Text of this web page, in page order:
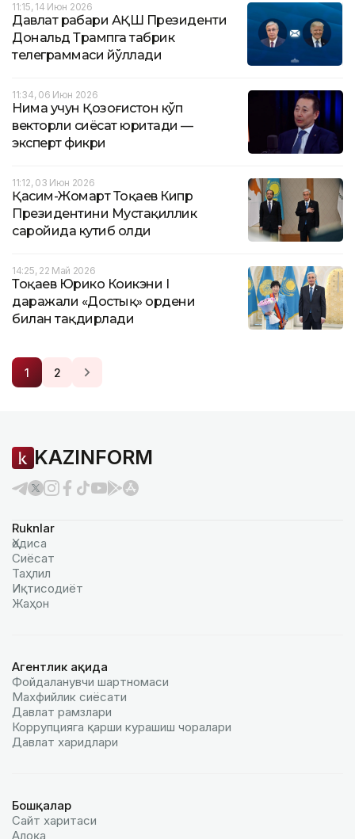
11:15, 14 Июн 2026
Давлат раҳбари АҚШ Президенти
Дональд Трампга табрик
телеграммаси йўллади
11:34, 06 Июн 2026
Нима учун Қозоғистон кўп
векторли сиёсат юритади —
эксперт фикри
11:12, 03 Июн 2026
Қасим-Жомарт Тоқаев Кипр
Президентини Мустақиллик
саройида кутиб олди
14:25, 22 Май 2026
Тоқаев Юрико Коикэни I
даражали «Достық» ордени
билан тақдирлади
1 2
KAZINFORM
Ruknlar
Ҳодиса
Сиёсат
Таҳлил
Иқтисодиёт
Жаҳон
Агентлик ҳақида
Фойдаланувчи шартномаси
Махфийлик сиёсати
Давлат рамзлари
Коррупцияга қарши курашиш чоралари
Давлат харидлари
Бошқалар
Сайт харитаси
Алоқа